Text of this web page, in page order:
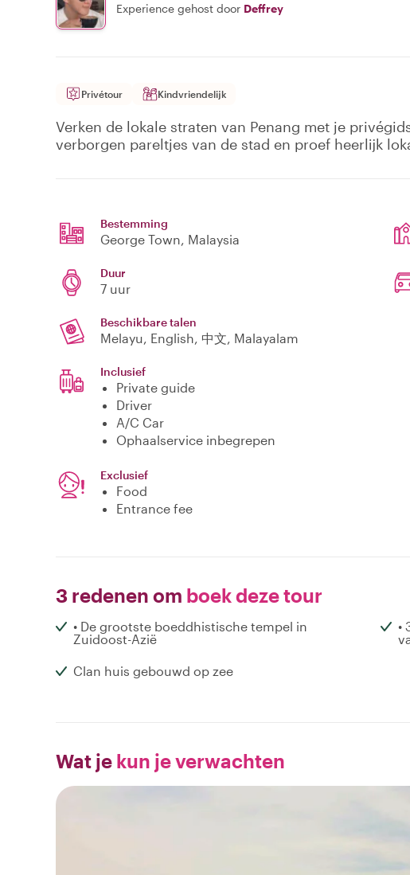
Experience gehost door Deffrey
Privétour Kindvriendelijk
Verken de lokale straten van Penang met je
verborgen pareltjes van de stad en proef heerlijk
Bestemming
George Town, Malaysia
Duur
7 uur
Beschikbare talen
Melayu, English, 中文, Malayalam
Inclusief
Private guide
Driver
A/C Car
Ophaalservice inbegrepen
Exclusief
Food
Entrance fee
3 redenen om boek deze tour
• De grootste boeddhistische tempel in
Zuidoost-Azië
•
Clan huis gebouwd op zee
Wat je kun je verwachten